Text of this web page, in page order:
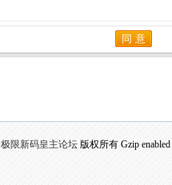
同 意
极限新码皇主论坛版权所有 Gzip enabled